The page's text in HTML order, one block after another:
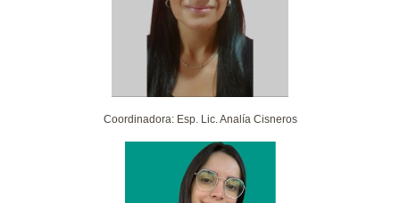
Coordinadora: Esp. Lic. Analía Cisneros